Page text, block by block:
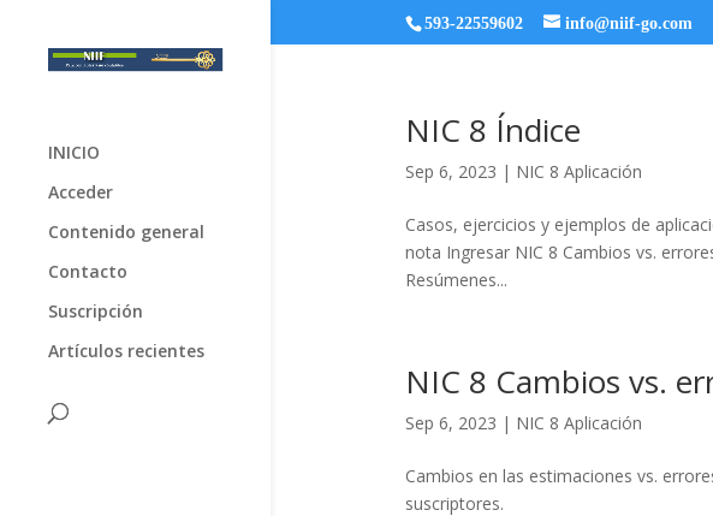
593-22559602 info@niif-go.com
INICIO
Acceder
Contenido general
Contacto
Suscripción
Artículos recientes
NIC 8 Índice
Sep 6, 2023 | NIC 8 Aplicación
Casos, ejercicios y ejemplos de
nota Ingresar NIC 8 Cambios vs.
Resúmenes...
NIC 8 Cambios vs.
Sep 6, 2023 | NIC 8 Aplicación
Cambios en las estimaciones vs.
suscriptores.